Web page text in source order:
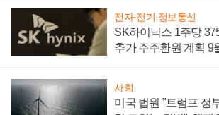
전자·전기·정보통신
SK하이닉스 1주당
추가 주주환원 계획 9
사회
미국 법원 "트럼프 정